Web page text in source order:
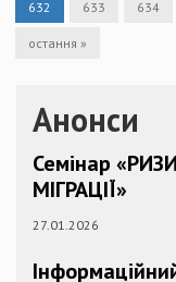
632 633 634
остання »
Анонси
Семінар
МІГРАЦІЇ»
27.01.2026